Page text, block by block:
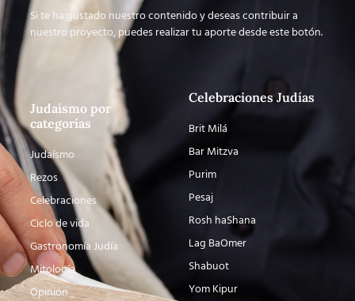
Si te ha gustado nuestro contenido y deseas contribuir a
nuestro proyecto, puedes realizar tu aporte desde este botón.
Judaísmo por
categorías
Judaísmo
Rezos
Celebraciones
Ciclo de vida
Gastronomía Judía
Mitología
Opinión
Celebraciones Judías
Brit Milá
Bar Mitzva
Purim
Pesaj
Rosh haShana
Lag BaOmer
Shabuot
Yom Kipur